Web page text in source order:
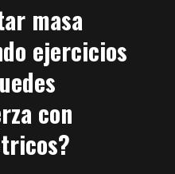
masa
ejercicios
con